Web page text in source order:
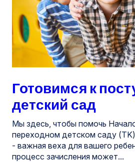
Готовимся к
детский сад
Мы здесь, чтобы помочь
переходном детском саду
- важная веха для вашего
процесс зачисления может...